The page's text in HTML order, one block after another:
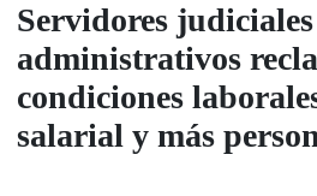
Servidores judiciales
administrativos
condiciones
salarial y más